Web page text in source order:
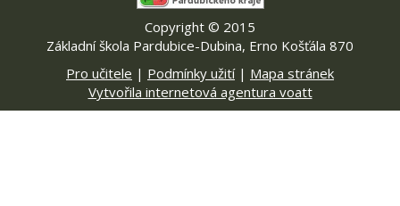
Copyright © 2015
Základní škola Pardubice-Dubina, Erno Košťála 870
Pro učitele | Podmínky užití| Mapa stránek
Vytvořila internetová agentura voatt